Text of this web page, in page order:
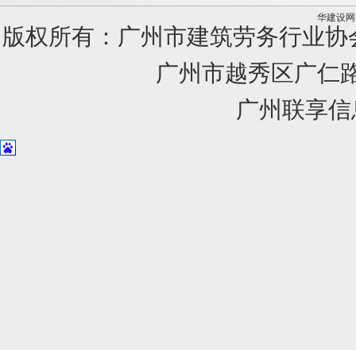
华建设网
版权所有：广州市建筑劳务行业
广州市越秀区广仁
广州联享